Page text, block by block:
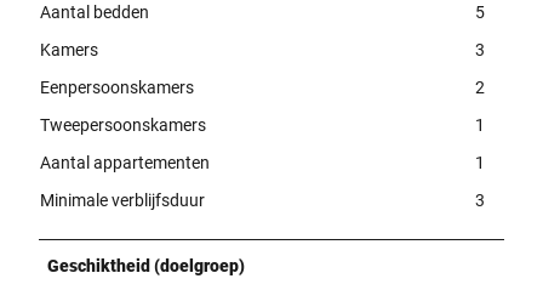
Aantal bedden
5
Kamers
3
Eenpersoonskamers
2
Tweepersoonskamers
1
Aantal appartementen
1
Minimale verblijfsduur
3
Geschiktheid (doelgroep)